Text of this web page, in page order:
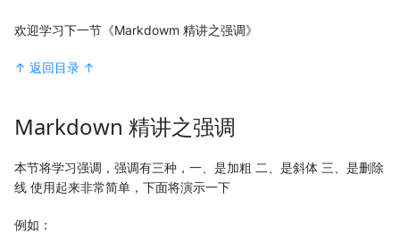
欢迎学习下一节《Markdowm 精讲之强调》
↑ 返回目录 ↑
Markdown 精讲之强调
本节将学习强调，强调有三种，一、是加粗 二、是斜体 三、是删除
线 使用起来非常简单，下面将演示一下
例如：